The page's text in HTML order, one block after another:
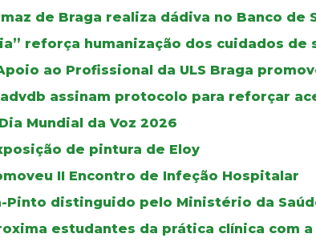
de Braga realiza dádiva no Banco de
reforça humanização dos cuidados de
ao Profissional da ULS Braga
assinam protocolo para reforçar
Mundial da Voz 2026
de pintura de Eloy
II Encontro de Infeção Hospitalar
Pinto distinguido pelo Ministério da
estudantes da prática clínica com